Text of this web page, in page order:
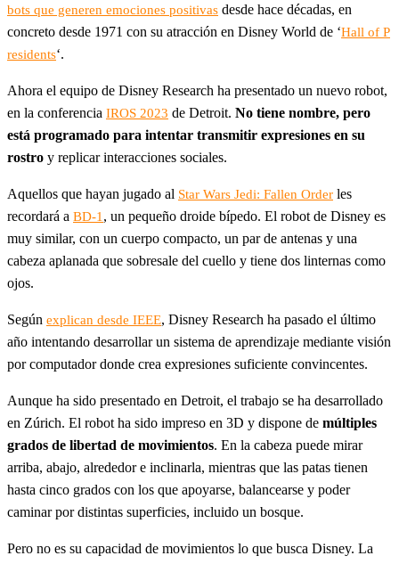
bots que generen emociones positivas desde hace décadas, en
concreto desde 1971 con su atracción en Disney World de ‘Hall of P
residents‘.
Ahora el equipo de Disney Research ha presentado un nuevo robot,
en la conferencia IROS 2023 de Detroit. No tiene nombre, pero
está programado para intentar transmitir expresiones en su
rostro y replicar interacciones sociales.
Aquellos que hayan jugado al Star Wars Jedi: Fallen Order les
recordará a BD-1 , un pequeño droide bípedo. El robot de Disney es
muy similar, con un cuerpo compacto, un par de antenas y una
cabeza aplanada que sobresale del cuello y tiene dos linternas como
ojos.
Según explican desde IEEE, Disney Research ha pasado el último
año intentando desarrollar un sistema de aprendizaje mediante visión
por computador donde crea expresiones suficiente convincentes.
Aunque ha sido presentado en Detroit, el trabajo se ha desarrollado
en Zúrich. El robot ha sido impreso en 3D y dispone de múltiples
grados de libertad de movimientos. En la cabeza puede mirar
arriba, abajo, alrededor e inclinarla, mientras que las patas tienen
hasta cinco grados con los que apoyarse, balancearse y poder
caminar por distintas superficies, incluido un bosque.
Pero no es su capacidad de movimientos lo que busca Disney. La